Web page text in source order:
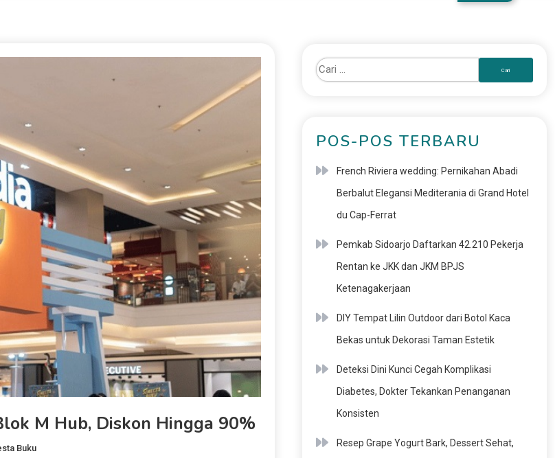
M Hub, Diskon Hingga 90%
Buku
POS-POS TERBARU
French Riviera wedding: Pernikahan Abadi
Berbalut Elegansi Mediterania di Grand Hotel
du Cap-Ferrat
Pemkab Sidoarjo Daftarkan 42.210 Pekerja
Rentan ke JKK dan JKM BPJS
Ketenagakerjaan
DIY Tempat Lilin Outdoor dari Botol Kaca
Bekas untuk Dekorasi Taman Estetik
Deteksi Dini Kunci Cegah Komplikasi
Diabetes, Dokter Tekankan Penanganan
Konsisten
Resep Grape Yogurt Bark, Dessert Sehat,